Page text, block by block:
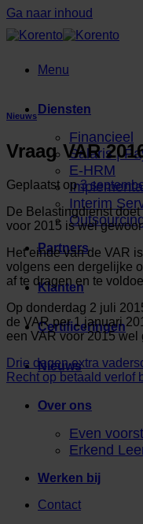
Ga naar inhoud
Menu
Diensten
Financieel
Salaris |
E-HRM
Interim
Partners
Klanten
Certificeringen
Nieuws
Over ons
Even
Erkend
Werken bij
Contact
Nieuws
Vraag VAR
Geplaatst op3
De Belastingdienst
voor 2015 is wel
Het einde van de VAR
volgens een dergelijke
af te dragen en te
Op donderdag 2 juli
de VAR per 1 januari
een VAR voor 2015 wel
Drie dagen extra
Recht op betaald verlof